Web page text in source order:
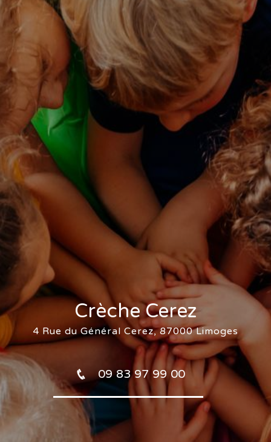
Crèche Cerez
4 Rue du Général Cerez, 87000 Limoges
09 83 97 99 00